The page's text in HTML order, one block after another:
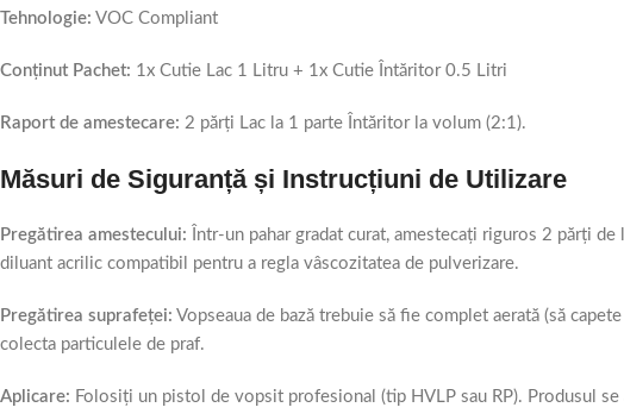
Tehnologie: VOC Compliant
Conținut Pachet: 1x Cutie Lac 1 Litru + 1x Cutie Întăritor 0.5 Litri
Raport de amestecare: 2 părți Lac la 1 parte Întăritor la volum (2:1).
Măsuri de Siguranță și Instrucțiuni de Utilizare
Pregătirea amestecului: Într-un pahar gradat curat, amestecați riguros 2 părți
diluant acrilic compatibil pentru a regla vâscozitatea de pulverizare.
Pregătirea suprafeței: Vopseaua de bază trebuie să fie complet aerată (să
colecta particulele de praf.
Aplicare: Folosiți un pistol de vopsit profesional (tip HVLP sau RP). Produsul